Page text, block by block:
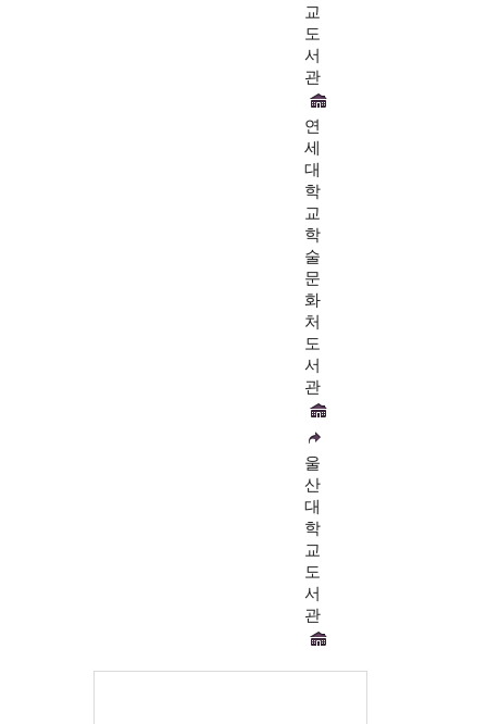
교
도
서
관
연
세
대
학
교
학
술
문
화
처
도
서
관
울
산
대
학
교
도
서
관